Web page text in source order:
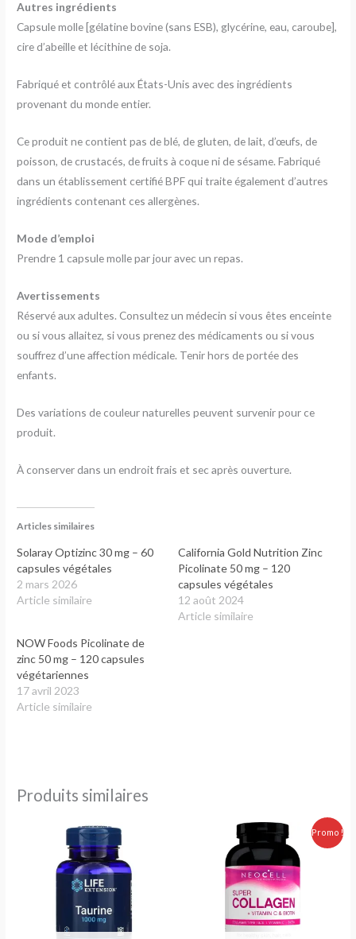
Autres ingrédients
Capsule molle [gélatine bovine (sans ESB), glycérine, eau, caroube],
cire d’abeille et lécithine de soja.
Fabriqué et contrôlé aux États-Unis avec des ingrédients
provenant du monde entier.
Ce produit ne contient pas de blé, de gluten, de lait, d’œufs, de
poisson, de crustacés, de fruits à coque ni de sésame. Fabriqué
dans un établissement certifié BPF qui traite également d’autres
ingrédients contenant ces allergènes.
Mode d’emploi
Prendre 1 capsule molle par jour avec un repas.
Avertissements
Réservé aux adultes. Consultez un médecin si vous êtes enceinte
ou si vous allaitez, si vous prenez des médicaments ou si vous
souffrez d’une affection médicale. Tenir hors de portée des
enfants.
Des variations de couleur naturelles peuvent survenir pour ce
produit.
À conserver dans un endroit frais et sec après ouverture.
Articles similaires
Solaray Optizinc 30 mg – 60
capsules végétales
2 mars 2026
Article similaire
California Gold Nutrition Zinc
Picolinate 50 mg – 120
capsules végétales
12 août 2024
Article similaire
NOW Foods Picolinate de
zinc 50 mg – 120 capsules
végétariennes
17 avril 2023
Article similaire
Produits similaires
Promo !
Le
prix
initial
était :
560.00 Dhs.
Le
prix
actuel
est :
509.00 Dhs.